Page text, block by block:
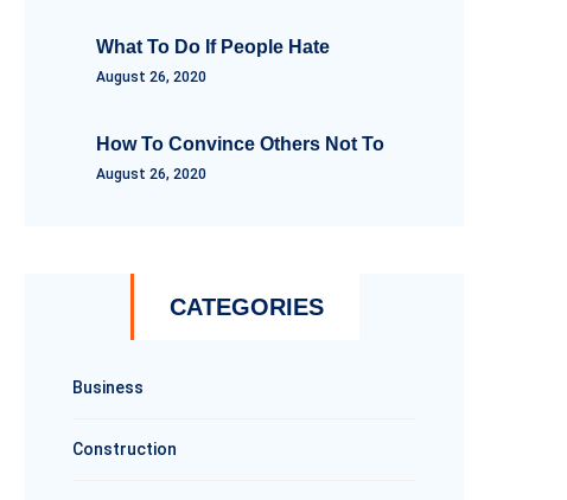
What To Do If People Hate
August 26, 2020
How To Convince Others Not To
August 26, 2020
CATEGORIES
Business
Construction